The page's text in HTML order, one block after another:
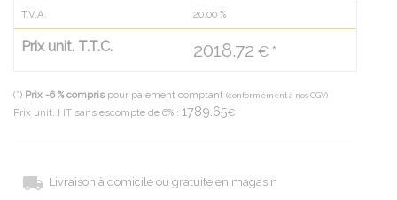
T.V.A. 20.00 %
Prix unit. T.T.C. 2018.72 € *
(*) Prix -6 % compris pour paiement comptant (conformément à nos CGV)
Prix unit. HT sans escompte de 6% : 1789.65€
Livraison à domicile ou gratuite en magasin